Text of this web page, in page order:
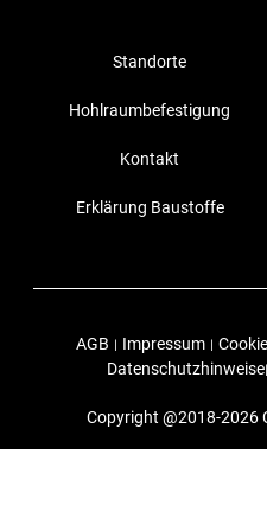
Standorte
Hohlraumbefestigung
Kontakt
Erklärung Baustoffe
AGB | Impressum |
Datenschutzhinweise|
Copyright @2018-2026